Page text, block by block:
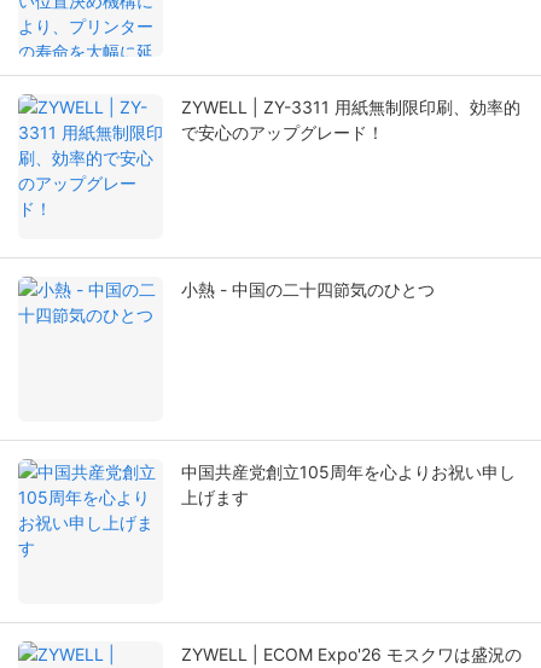
ZYWELL | ZY-3311 用紙無制限印刷、効率的
で安心のアップグレード！
小熱 - 中国の二十四節気のひとつ
中国共産党創立105周年を心よりお祝い申し
上げます
ZYWELL | ECOM Expo'26 モスクワは盛況の